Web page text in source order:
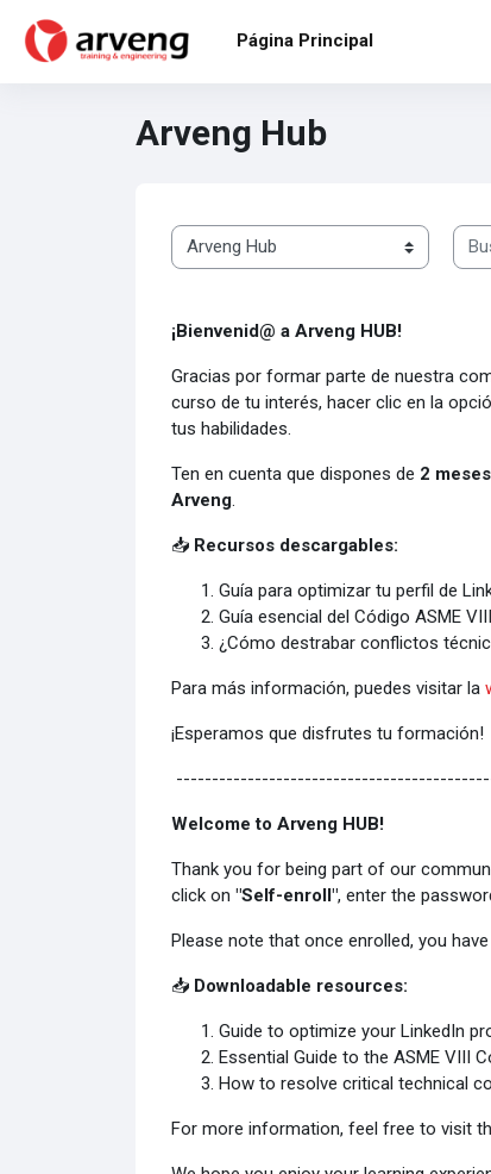
Página Principal
Arveng Hub
Categorías
¡Bienvenid@ a Arveng HUB!
Gracias por formar parte de nuestra
curso de tu interés, hacer clic en la
tus habilidades.
Ten en cuenta que dispones de 2 meses
Arveng.
📥 Recursos descargables:
Guía para optimizar tu perfil de
Guía esencial del Código ASME
¿Cómo destrabar conflictos
Para más información, puedes visitar la
¡Esperamos que disfrutes tu
Welcome to Arveng HUB!
Thank you for being part of our
click on "Self-enroll", enter the
Please note that once enrolled, you have
📥 Downloadable resources:
Guide to optimize your LinkedIn
Essential Guide to the ASME VIII
How to resolve critical technical
For more information, feel free to visit